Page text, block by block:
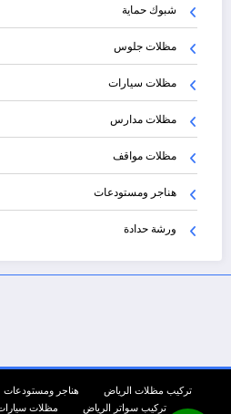
شبوك حماية
مظلات جلوس
مظلات سيارات
مظلات مدارس
مظلات مواقف
هناجر ومستودعات
ورشة حدادة
تركيب مظلات الرياض هناجر ومستودعات
تركيب سواتر الرياض
مظلات